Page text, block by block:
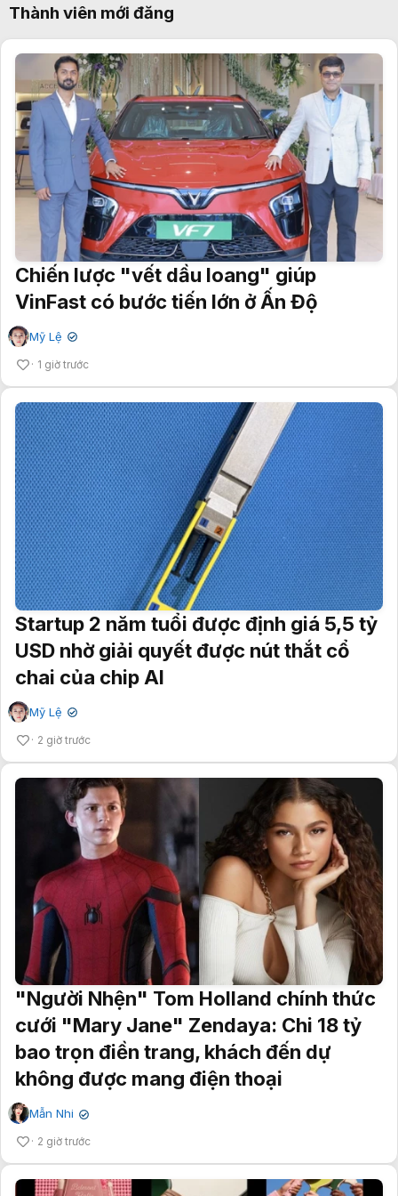
Thành viên mới đăng
Chiến lược "vết dầu loang" giúp
VinFast có bước tiến lớn ở Ấn Độ
Mỹ Lệ ✔
1 giờ trước
Startup 2 năm tuổi được định giá 5,5 tỷ
USD nhờ giải quyết được nút thắt cổ
chai của chip AI
Mỹ Lệ ✔
2 giờ trước
"Người Nhện" Tom Holland chính thức
cưới "Mary Jane" Zendaya: Chi 18 tỷ
bao trọn điền trang, khách đến dự
không được mang điện thoại
Mẫn Nhi ✔
2 giờ trước